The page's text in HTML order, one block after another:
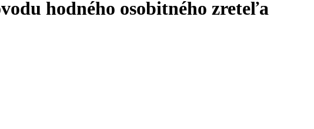
hodného osobitného zreteľa